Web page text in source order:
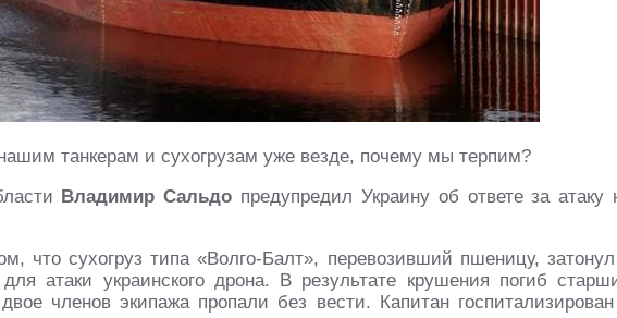
танкерам и сухогрузам уже везде, почему мы терпим?
Владимир Сальдо предупредил Украину об ответе за атаку
что сухогруз типа «Волго-Балт», перевозивший пшеницу,
атаки украинского дрона. В результате крушения погиб
членов экипажа пропали без вести. Капитан